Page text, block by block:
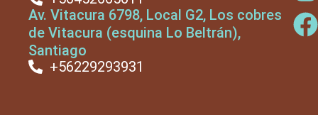
Av. Vitacura 6798, Local G2, Los cobres
de Vitacura (esquina Lo Beltrán),
Santiago
+56229293931